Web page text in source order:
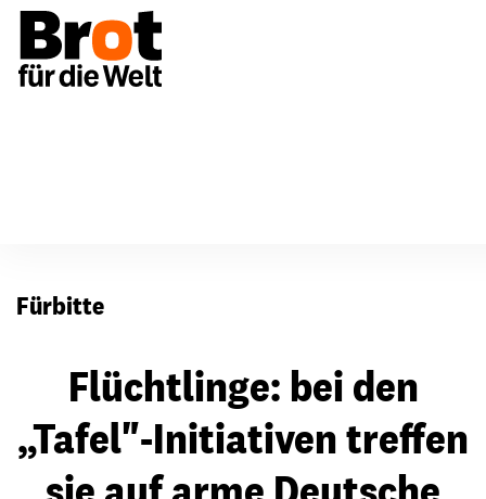
Fürbitte
Flüchtlinge: bei den
„Tafel"-Initiativen treffen